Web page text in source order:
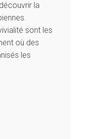
la
sont les
où des
les